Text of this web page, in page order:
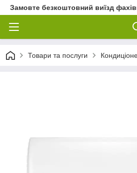
Замовте безкоштовний виїзд
Товари та послуги